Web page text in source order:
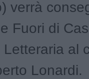
verrà
Fuori di
al
Lonardi.